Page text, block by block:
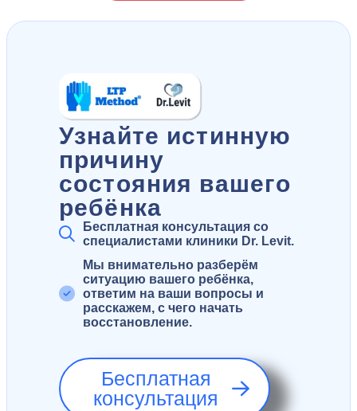
Узнайте истинную
причину
состояния вашего
ребёнка
Бесплатная консультация со
специалистами клиники Dr. Levit.
Мы внимательно разберём
ситуацию вашего ребёнка,
ответим на ваши вопросы и
расскажем, с чего начать
восстановление.
Бесплатная
консультация